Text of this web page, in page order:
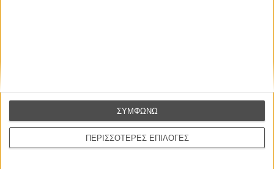
ΠΕΡΙΣΣΟΤΕΡΕΣ ΕΠΙΛΟΓΕΣ
ΣΥΜΦΩΝΩ